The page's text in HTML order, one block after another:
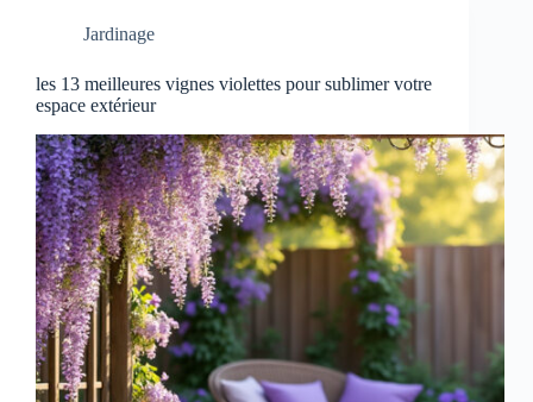
Jardinage
les 13 meilleures vignes violettes pour sublimer votre
espace extérieur